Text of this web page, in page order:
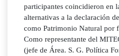
participantes coincidieron en
alternativas a la declaración
como Patrimonio Natural por
Como representante del
(jefe de Área. S. G. Política